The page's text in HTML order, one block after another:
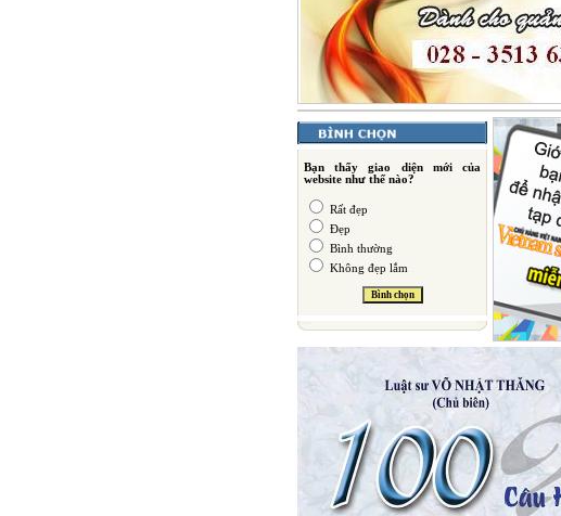
Bạn thấy giao diện mới của
website như thế nào?
Rất đẹp
Đẹp
Bình thường
Không đẹp lắm